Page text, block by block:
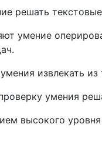
решать
умение
извлекать
умения
высокого